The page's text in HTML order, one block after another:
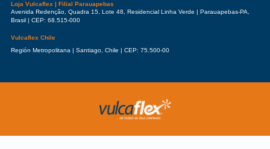
Loja Vulcaflex | Filial Parauapebas
Avenida Redenção, Quadra 15, Lote 48, Residencial Linha Verde | Parauapebas-PA,
Brasil | CEP: 68.515-000
Vulcaflex Chile
Región Metropolitana | Santiago, Chile | CEP: 75.500-00